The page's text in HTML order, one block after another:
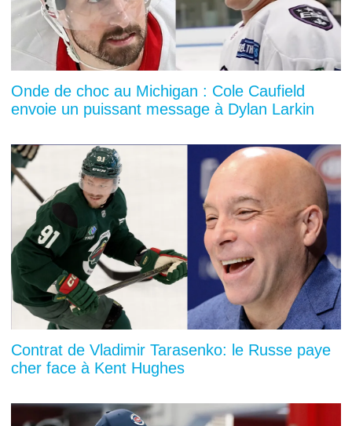
Onde de choc au Michigan : Cole Caufield
envoie un puissant message à Dylan Larkin
Contrat de Vladimir Tarasenko: le Russe paye
cher face à Kent Hughes